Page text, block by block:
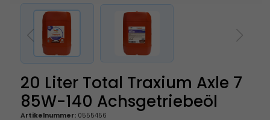
20 Liter Total Traxium Axle 7
85W-140 Achsgetriebeöl
Artikelnummer:0555456